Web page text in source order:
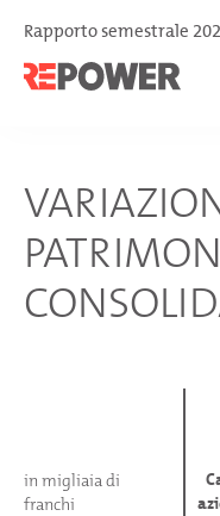
Rapporto semestrale
in migliaia di
franchi
in migliaia di
franchi